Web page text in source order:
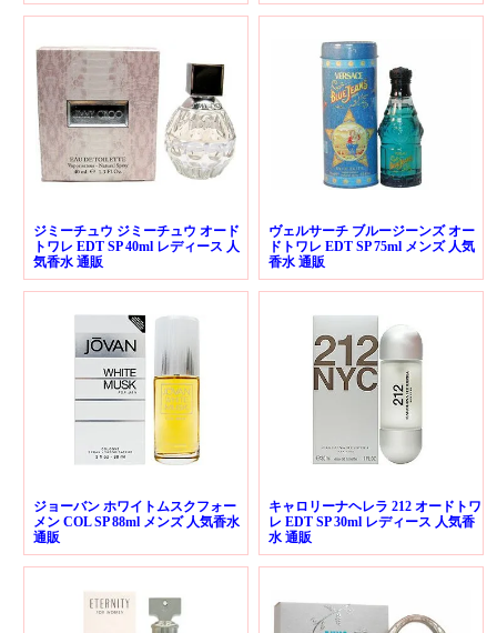
ジミーチュウ ジミーチュウ オード
トワレ EDT SP 40ml レディース 人
気香水 通販
ヴェルサーチ ブルージーンズ オー
ドトワレ EDT SP 75ml メンズ 人気
香水 通販
ジョーバン ホワイトムスクフォー
メン COL SP 88ml メンズ 人気香水
通販
キャロリーナヘレラ 212 オードトワ
レ EDT SP 30ml レディース 人気香
水 通販